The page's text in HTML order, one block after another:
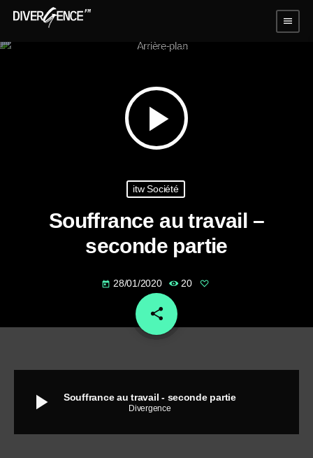
menu
play_arrow
itw Société
Souffrance au travail –
seconde partie
today 28/01/2020 20
share
email
play_arrow Souffrance au travail - seconde partie
Divergence